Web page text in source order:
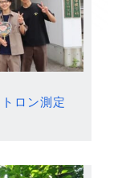
ロン測定